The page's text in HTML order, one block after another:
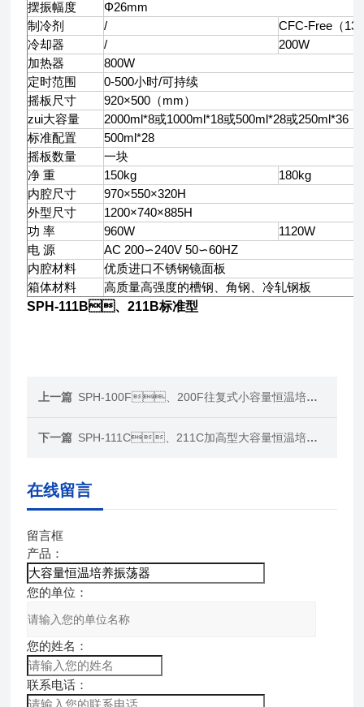
摆振幅度
Φ26mm
制冷剂
/
CFC-Free（
冷却器
/
200W
加热器
800W
定时范围
0-500小时/可持续
摇板尺寸
920×500（mm）
zui大容量
2000ml*8或1000ml*18或500ml*28或250ml*36
标准配置
500ml*28
摇板数量
一块
净 重
150kg
180kg
内腔尺寸
970×550×320H
外型尺寸
1200×740×885H
功 率
960W
1120W
电 源
AC 200∽240V 50∽60HZ
内腔材料
优质进口不锈钢镜面板
箱体材料
高质量高强度的槽钢、角钢、冷轧钢板
SPH-111B、211B标准型
上一篇 SPH-100F、200F往复式小容量恒温培养振荡器
下一篇 SPH-111C、211C加高型大容量恒温培养振荡器
在线留言
留言框
产品：
您的单位：
您的姓名：
联系电话：